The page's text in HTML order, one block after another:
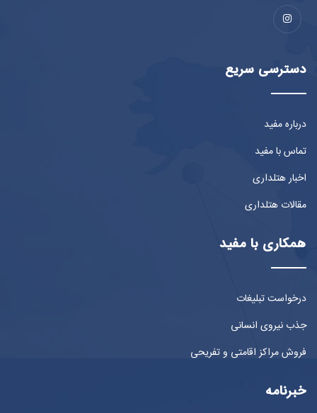
دسترسی سریع
درباره مفید
تماس با مفید
اخبار هتلداری
مقالات هتلداری
همکاری با مفید
درخواست تبلیغات
جذب نیروی انسانی
فروش مراکز اقامتی و تفریحی
خبرنامه